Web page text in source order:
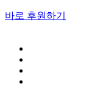
바로 후원하기